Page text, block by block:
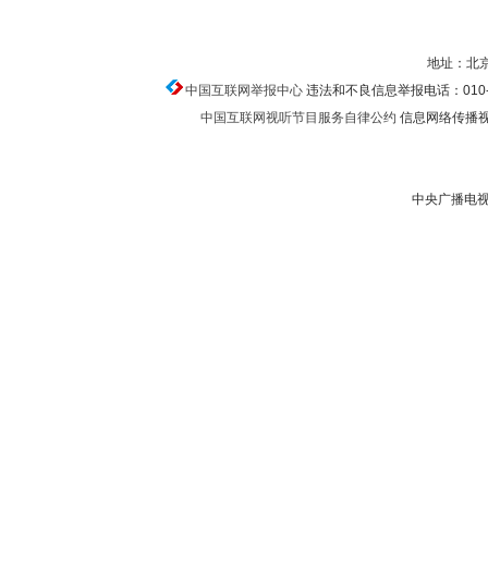
地址：北
中国互联网举报中心违法和不良信息举报电话：
中国互联网视听节目服务自律公约 信息网络传播
中央广播电